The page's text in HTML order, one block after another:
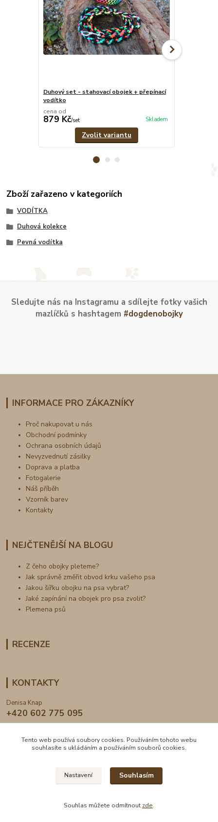
Duhový set - stahovací obojek + přepínací
vodítko
cena od
879 Kč/set Skladem
Zvolit variantu
Zboží zařazeno v kategoriích
VODÍTKA
Duhová kolekce
Pevná vodítka
Sledujte nás na Instagramu a sdílejte fotky vašich
mazlíčků s hashtagem #dogdenobojky
INFORMACE PRO ZÁKAZNÍKY
Proč nakupovat u nás
Obchodní podmínky
Ochrana osobních údajů
Nevyzvednutí zásilky
Doprava a platba
Fotogalerie
Náš příběh
Vzorník barev
Kontakty
NEJČTENĚJŠÍ NA BLOGU
Z čeho obojky pleteme?
Jak správně změřit obvod krku vašeho psa
Jakou šířku obojku na psa vybrat?
Jaké zapínání na obojek pro psa zvolit?
Plemena psů
RECENZE
KONTAKTY
Denisa Knap
+420 602 775 095
2024 © DogDen.cz, všechna práva vyhrazena
Tento web používá soubory cookies. Používáním tohoto webu
souhlasíte s ukládáním a používáním souborů cookies.
Nastavení Souhlasím
Souhlas můžete odmítnout zde.